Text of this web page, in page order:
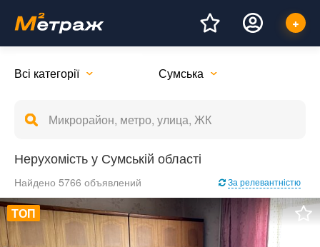
Всі категорії Сумська
Нерухомість у Сумській області
Найдено 5766 объявлений За релевантністю
ТОП